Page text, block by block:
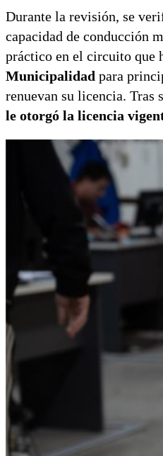
Durante la revisión, se
capacidad de conducción
práctico en el circuito que
Municipalidad para
renuevan su licencia. Tras
le otorgó la licencia